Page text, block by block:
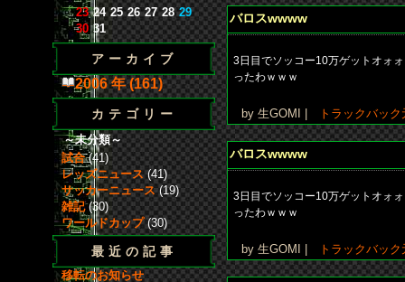
23 24 25 26 27 28 29
30 31
アーカイブ
2006 年 (161)
カテゴリー
～未分類～
試合(41)
レッズニュース(41)
サッカーニュース(19)
雑記(30)
ワールドカップ(30)
最近の記事
移転のお知らせ
バロスwwww
3日目でソッコー10万ゲットオォ
ったわｗｗｗ
by 生GOMI | トラックバック
バロスwwww
3日目でソッコー10万ゲットオォ
ったわｗｗｗ
by 生GOMI | トラックバック